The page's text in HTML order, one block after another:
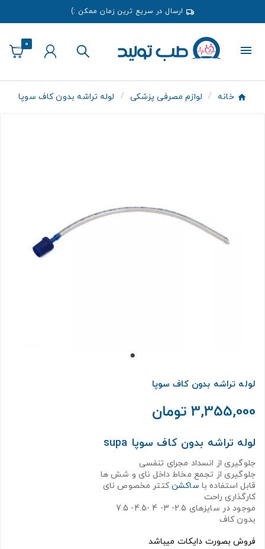
ارسال در سریع ترین زمان ممکن :)
0
خانه لوازم مصرفی پزشکی لوله تراشه بدون کاف سوپا
لوله تراشه بدون کاف سوپا
3,355,000 تومان
لوله تراشه بدون کاف سوپا supa
جلوگیری از انسداد مجرای تنفسی
جلوگیری از تجمع مخاط داخل نای و شش ها
قابل استفاده با ساکشنکتتر مخصوص نای
کارگذاری راحت
موجود در سایزهای 2.5- 3- 4 -4.5- 7.5
بدون کاف
فروش بصورت دایکات میباشد